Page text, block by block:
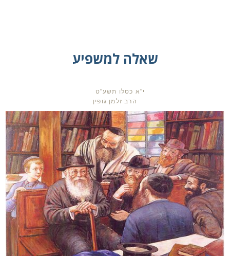
שאלה למשפיע
י"א כסלו תשע"ט
הרב זלמן גופין